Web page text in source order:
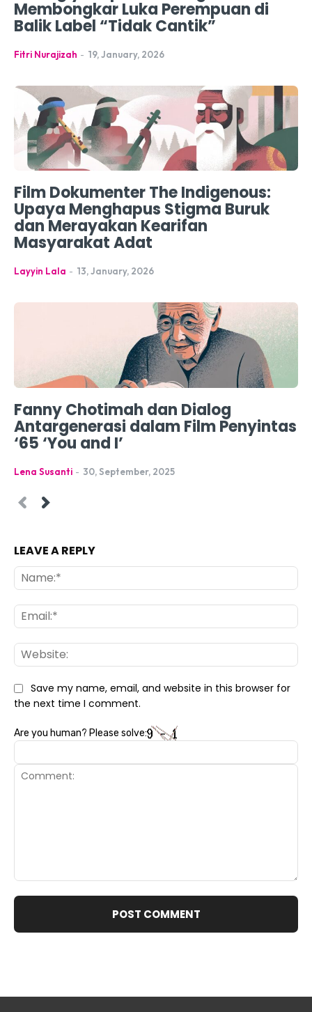
Membongkar Luka Perempuan di
Balik Label “Tidak Cantik”
Fitri Nurajizah - 19, January, 2026
Film Dokumenter The Indigenous:
Upaya Menghapus Stigma Buruk
dan Merayakan Kearifan
Masyarakat Adat
Layyin Lala - 13, January, 2026
Fanny Chotimah dan Dialog
Antargenerasi dalam Film Penyintas
‘65 ‘You and I’
Lena Susanti - 30, September, 2025
LEAVE A REPLY
Save my name, email, and website in this browser for
the next time I comment.
Are you human? Please solve: